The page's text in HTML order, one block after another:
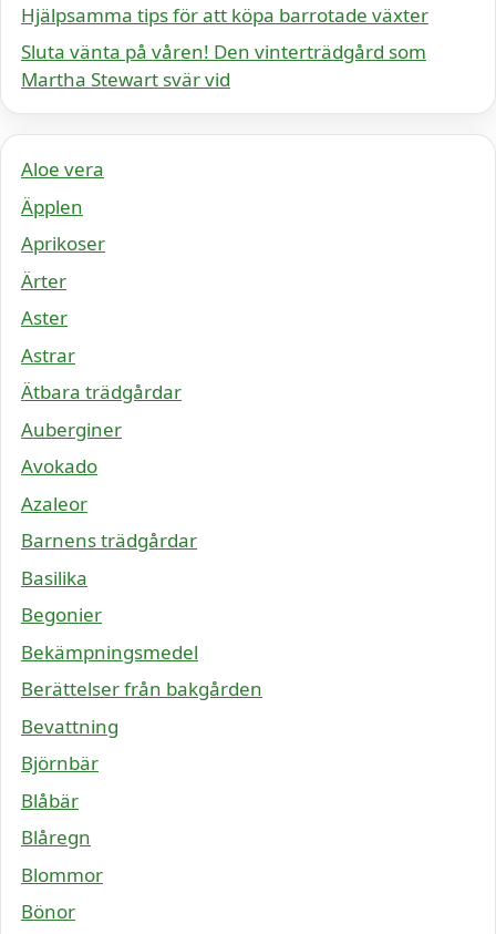
Hjälpsamma tips för att köpa barrotade växter
Sluta vänta på våren! Den vinterträdgård som
Martha Stewart svär vid
Aloe vera
Äpplen
Aprikoser
Ärter
Aster
Astrar
Ätbara trädgårdar
Auberginer
Avokado
Azaleor
Barnens trädgårdar
Basilika
Begonier
Bekämpningsmedel
Berättelser från bakgården
Bevattning
Björnbär
Blåbär
Blåregn
Blommor
Bönor